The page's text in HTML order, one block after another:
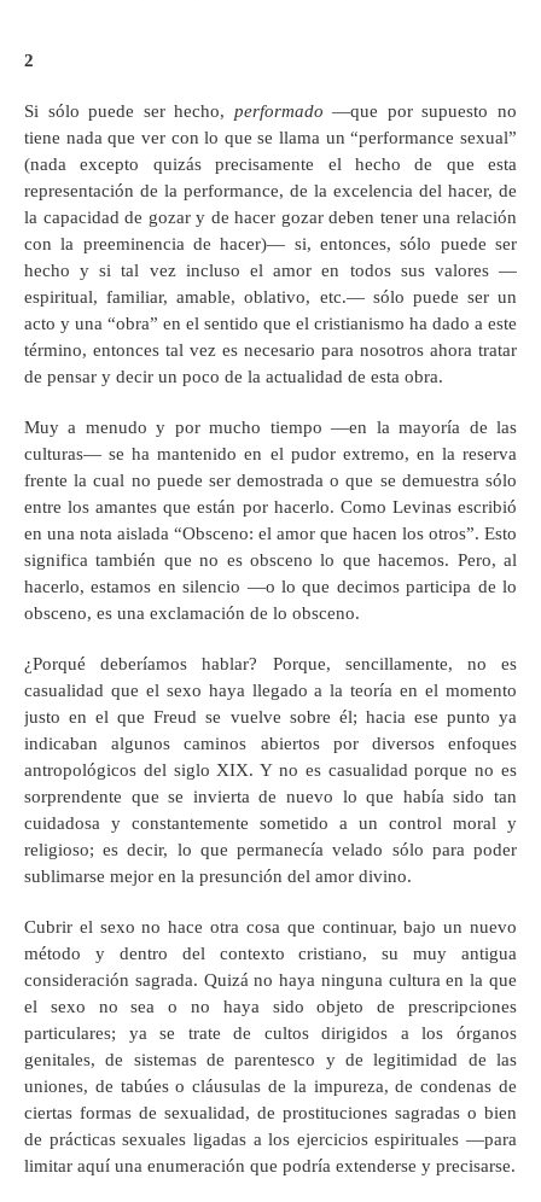
2
Si sólo puede ser hecho, performado —que por supuesto no
tiene nada que ver con lo que se llama un “performance sexual”
(nada excepto quizás precisamente el hecho de que esta
representación de la performance, de la excelencia del hacer, de
la capacidad de gozar y de hacer gozar deben tener una relación
con la preeminencia de hacer)— si, entonces, sólo puede ser
hecho y si tal vez incluso el amor en todos sus valores —
espiritual, familiar, amable, oblativo, etc.— sólo puede ser un
acto y una “obra” en el sentido que el cristianismo ha dado a este
término, entonces tal vez es necesario para nosotros ahora tratar
de pensar y decir un poco de la actualidad de esta obra.
Muy a menudo y por mucho tiempo —en la mayoría de las
culturas— se ha mantenido en el pudor extremo, en la reserva
frente la cual no puede ser demostrada o que se demuestra sólo
entre los amantes que están por hacerlo. Como Levinas escribió
en una nota aislada “Obsceno: el amor que hacen los otros”. Esto
significa también que no es obsceno lo que hacemos. Pero, al
hacerlo, estamos en silencio —o lo que decimos participa de lo
obsceno, es una exclamación de lo obsceno.
¿Porqué deberíamos hablar? Porque, sencillamente, no es
casualidad que el sexo haya llegado a la teoría en el momento
justo en el que Freud se vuelve sobre él; hacia ese punto ya
indicaban algunos caminos abiertos por diversos enfoques
antropológicos del siglo XIX. Y no es casualidad porque no es
sorprendente que se invierta de nuevo lo que había sido tan
cuidadosa y constantemente sometido a un control moral y
religioso; es decir, lo que permanecía velado sólo para poder
sublimarse mejor en la presunción del amor divino.
Cubrir el sexo no hace otra cosa que continuar, bajo un nuevo
método y dentro del contexto cristiano, su muy antigua
consideración sagrada. Quizá no haya ninguna cultura en la que
el sexo no sea o no haya sido objeto de prescripciones
particulares; ya se trate de cultos dirigidos a los órganos
genitales, de sistemas de parentesco y de legitimidad de las
uniones, de tabúes o cláusulas de la impureza, de condenas de
ciertas formas de sexualidad, de prostituciones sagradas o bien
de prácticas sexuales ligadas a los ejercicios espirituales —para
limitar aquí una enumeración que podría extenderse y precisarse.